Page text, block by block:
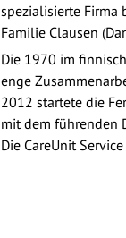
spezialisierte Firma
Familie Clausen
Die 1970 im
enge
2012 startete die
mit dem führenden
Die CareUnit